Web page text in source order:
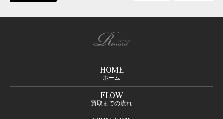
HOME
ホーム
FLOW
買取までの流れ